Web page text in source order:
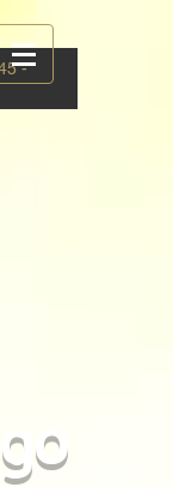
-